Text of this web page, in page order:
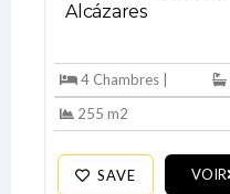
Alcázares
4 Chambres |
255 m2
SAVE VOIR
Log In